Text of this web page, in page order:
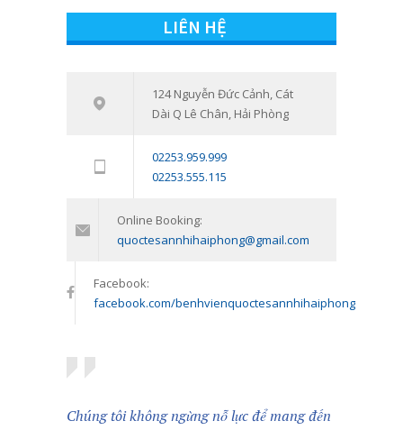
BHYT tại Bệnh viện Quốc tế Sản
Nhi Hải Phòng
Tham vấn – Trị liệu tâm lý trẻ em và
trẻ vị thành niên: Đồng hành cùng
tâm lý
LIÊN HỆ
124 Nguyễn Đức Cảnh, Cát
Dài Q Lê Chân, Hải Phòng
02253.959.999
02253.555.115
Online Booking:
quoctesannhihaiphong@gmail.com
Facebook:
facebook.com/benhvienquoctesannhihaiphong
Chúng tôi không ngừng nỗ lực để mang đến